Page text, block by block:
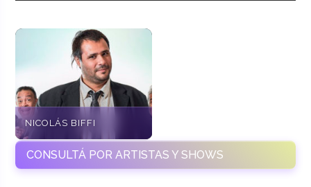
NICOLÁS BIFFI
CONSULTÁ POR ARTISTAS Y SHOWS